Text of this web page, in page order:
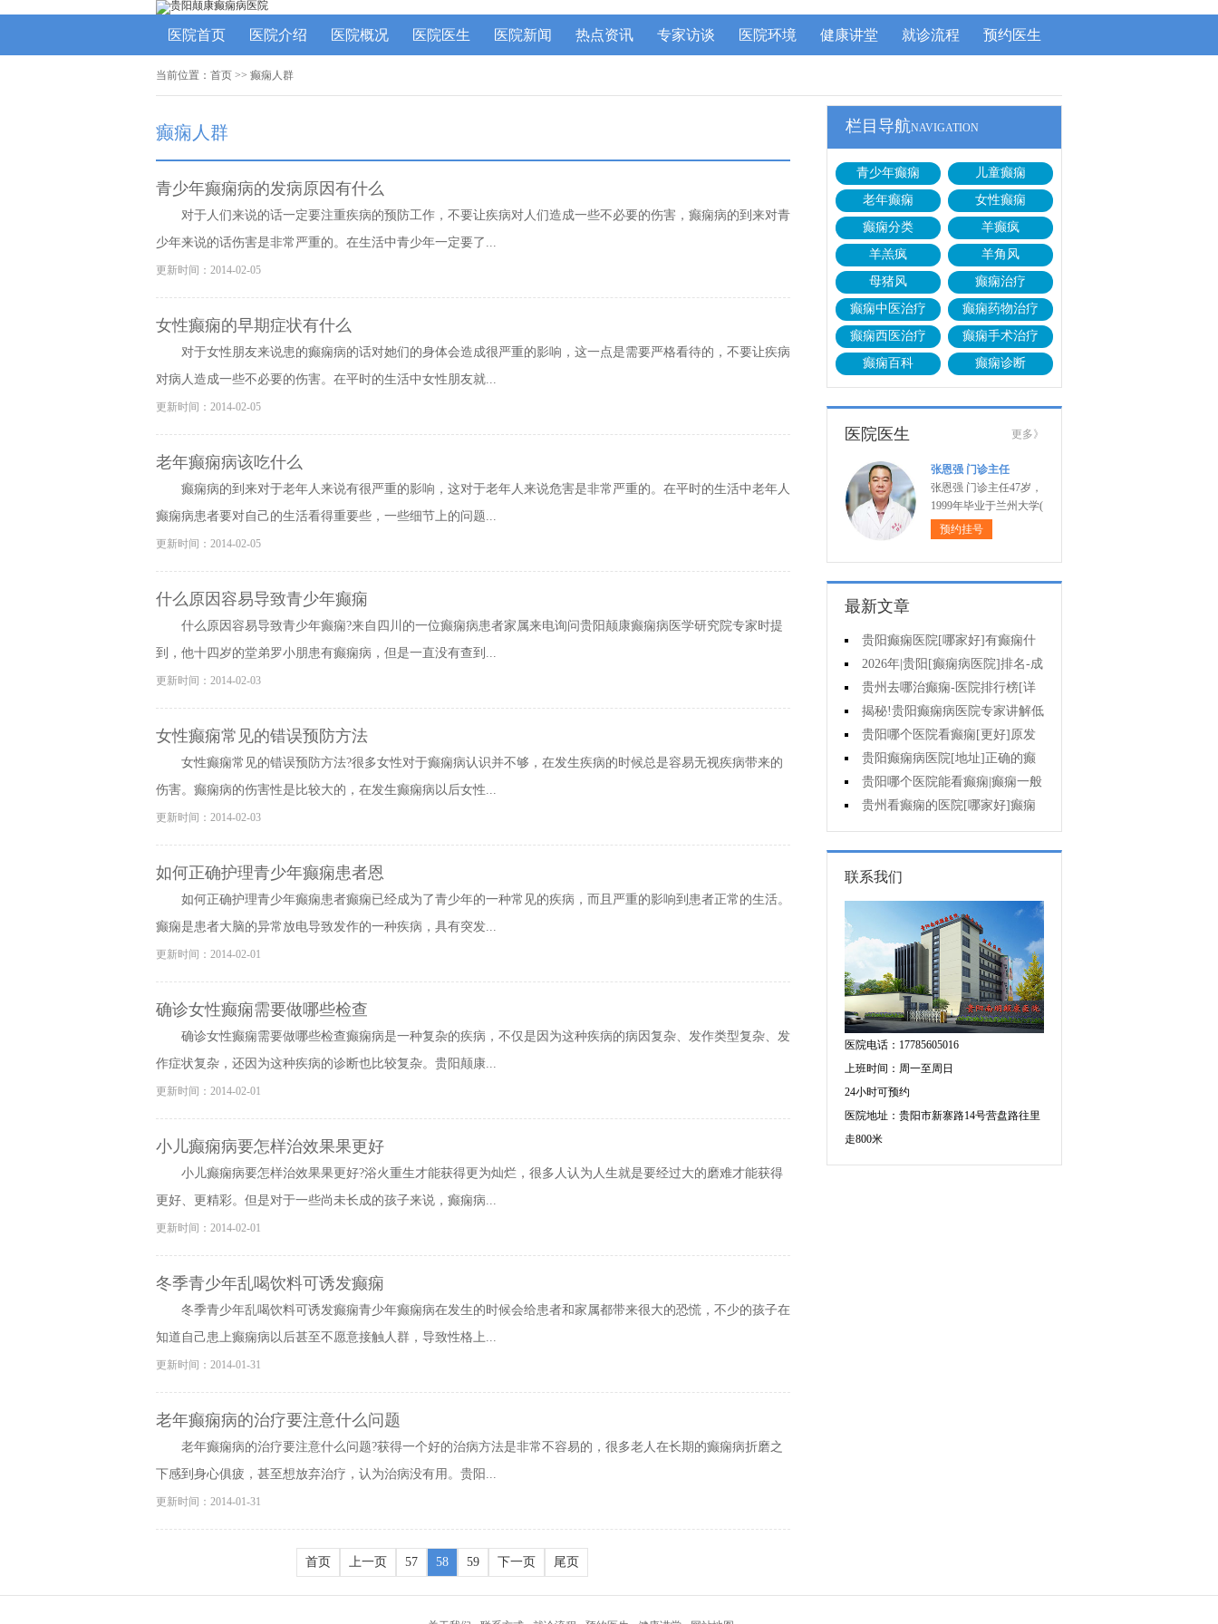
医院首页 医院介绍 医院概况 医院医生 医院新闻 热点资讯 专家访谈 医院环境 健康讲堂 就诊流程 预约医生
当前位置： 首页 >> 癫痫人群
癫痫人群
青少年癫痫病的发病原因有什么
对于人们来说的话一定要注重疾病的预防工作，不要让疾病对人们造成一些不必要的伤害，癫痫病的到来对青
少年来说的话伤害是非常严重的。在生活中青少年一定要了...
更新时间：2014-02-05
女性癫痫的早期症状有什么
对于女性朋友来说患的癫痫病的话对她们的身体会造成很严重的影响，这一点是需要严格看待的，不要让疾病
对病人造成一些不必要的伤害。在平时的生活中女性朋友就...
更新时间：2014-02-05
老年癫痫病该吃什么
癫痫病的到来对于老年人来说有很严重的影响，这对于老年人来说危害是非常严重的。在平时的生活中老年人
癫痫病患者要对自己的生活看得重要些，一些细节上的问题...
更新时间：2014-02-05
什么原因容易导致青少年癫痫
什么原因容易导致青少年癫痫?来自四川的一位癫痫病患者家属来电询问贵阳颠康癫痫病医学研究院专家时提
到，他十四岁的堂弟罗小朋患有癫痫病，但是一直没有查到...
更新时间：2014-02-03
女性癫痫常见的错误预防方法
女性癫痫常见的错误预防方法?很多女性对于癫痫病认识并不够，在发生疾病的时候总是容易无视疾病带来的
伤害。癫痫病的伤害性是比较大的，在发生癫痫病以后女性...
更新时间：2014-02-03
如何正确护理青少年癫痫患者恩
如何正确护理青少年癫痫患者癫痫已经成为了青少年的一种常见的疾病，而且严重的影响到患者正常的生活。
癫痫是患者大脑的异常放电导致发作的一种疾病，具有突发...
更新时间：2014-02-01
确诊女性癫痫需要做哪些检查
确诊女性癫痫需要做哪些检查癫痫病是一种复杂的疾病，不仅是因为这种疾病的病因复杂、发作类型复杂、发
作症状复杂，还因为这种疾病的诊断也比较复杂。贵阳颠康...
更新时间：2014-02-01
小儿癫痫病要怎样治效果果更好
小儿癫痫病要怎样治效果果更好?浴火重生才能获得更为灿烂，很多人认为人生就是要经过大的磨难才能获得
更好、更精彩。但是对于一些尚未长成的孩子来说，癫痫病...
更新时间：2014-02-01
冬季青少年乱喝饮料可诱发癫痫
冬季青少年乱喝饮料可诱发癫痫青少年癫痫病在发生的时候会给患者和家属都带来很大的恐慌，不少的孩子在
知道自己患上癫痫病以后甚至不愿意接触人群，导致性格上...
更新时间：2014-01-31
老年癫痫病的治疗要注意什么问题
老年癫痫病的治疗要注意什么问题?获得一个好的治病方法是非常不容易的，很多老人在长期的癫痫病折磨之
下感到身心俱疲，甚至想放弃治疗，认为治病没有用。贵阳...
更新时间：2014-01-31
首页 上一页 57 58 59 下一页 尾页
栏目导航NAVIGATION
青少年癫痫
儿童癫痫
老年癫痫
女性癫痫
癫痫分类
羊癫疯
羊羔疯
羊角风
母猪风
癫痫治疗
癫痫中医治疗
癫痫药物治疗
癫痫西医治疗
癫痫手术治疗
癫痫百科
癫痫诊断
医院医生 更多》
张恩强 门诊主任
张恩强 门诊主任47岁，
1999年毕业于兰州大学(
预约挂号
最新文章
贵阳癫痫医院[哪家好]有癫痫什
么不能吃什么药?
2026年|贵阳[癫痫病医院]排名-成
人癫痫急救措施护理
贵州去哪治癫痫-医院排行榜[详
细排名]癫痫病人可以吃什么食物?
揭秘!贵阳癫痫病医院专家讲解低
血糖会抽搐吗?
贵阳哪个医院看癫痫[更好]原发
性母猪疯能治好吗?
贵阳癫痫病医院[地址]正确的癫
痫护理是什么?
贵阳哪个医院能看癫痫|癫痫一般
会出现哪些症状?
贵州看癫痫的医院[哪家好]癫痫
的成因有哪些?
联系我们
医院电话：17785605016
上班时间：周一至周日
24小时可预约
医院地址：贵阳市新寨路14号营盘路往里
走800米